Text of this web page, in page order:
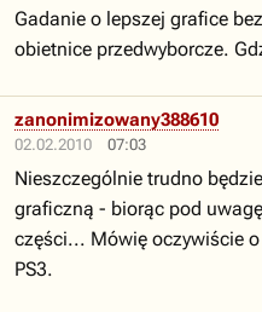
Gadanie o lepszej grafice
obietnice przedwyborcze.
02.02.2010 07:03
zanonimizowany388610
Nieszczególnie trudno
graficzną - biorąc pod
części... Mówię oczywiście
PS3.